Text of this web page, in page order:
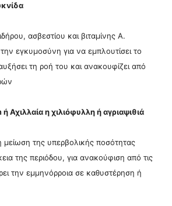
ασβεστίου και βιταμίνης Α.
την εγκυμοσύνη για να εμπλουτίσει το
τη ροή του και ανακουφίζει από
η χιλιόφυλλη ή αγριαψιθιά
μείωση της υπερβολικής ποσότητας
της περιόδου, για ανακούφιση από τις
την εμμηνόρροια σε καθυστέρηση ή